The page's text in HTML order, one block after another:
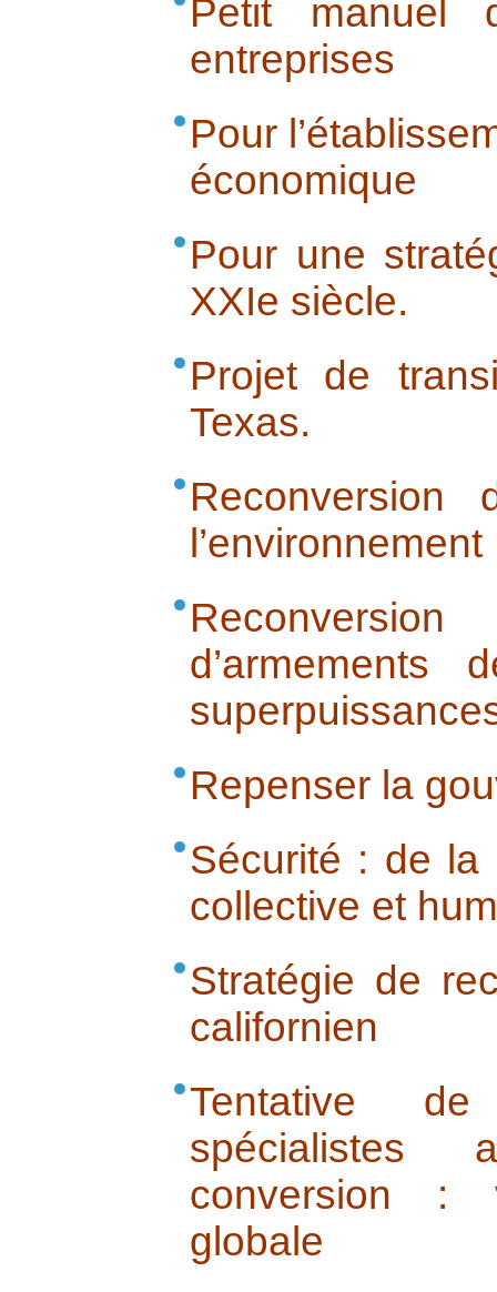
Petit manuel
entreprises
Pour
économique
Pour une
XXIe siècle.
Projet de
Texas.
l’environnement
d’armements
Repenser la
Sécurité : de la
collective et
Stratégie de
californien
Tentative
spécialistes
conversion :
globale